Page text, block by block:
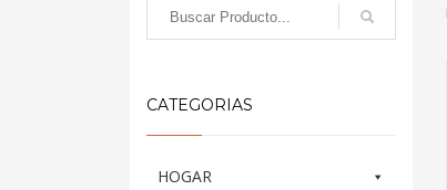
CATEGORIAS
HOGAR